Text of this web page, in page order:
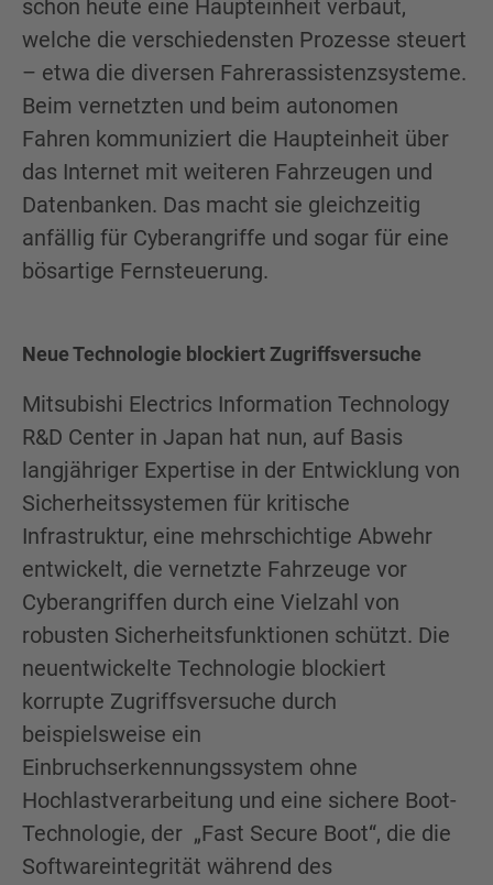
schon heute eine Haupteinheit verbaut,
welche die verschiedensten Prozesse steuert
– etwa die diversen Fahrerassistenzsysteme.
Beim vernetzten und beim autonomen
Fahren kommuniziert die Haupteinheit über
das Internet mit weiteren Fahrzeugen und
Datenbanken. Das macht sie gleichzeitig
anfällig für Cyberangriffe und sogar für eine
bösartige Fernsteuerung.
Neue Technologie blockiert Zugriffsversuche
Mitsubishi Electrics Information Technology
R&D Center in Japan hat nun, auf Basis
langjähriger Expertise in der Entwicklung von
Sicherheitssystemen für kritische
Infrastruktur, eine mehrschichtige Abwehr
entwickelt, die vernetzte Fahrzeuge vor
Cyberangriffen durch eine Vielzahl von
robusten Sicherheitsfunktionen schützt. Die
neuentwickelte Technologie blockiert
korrupte Zugriffsversuche durch
beispielsweise ein
Einbruchserkennungssystem ohne
Hochlastverarbeitung und eine sichere Boot-
Technologie, der „Fast Secure Boot“, die die
Softwareintegrität während des